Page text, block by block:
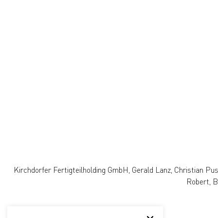
Kirchdorfer Fertigteilholding GmbH, Gerald Lanz, Christian
Robert,